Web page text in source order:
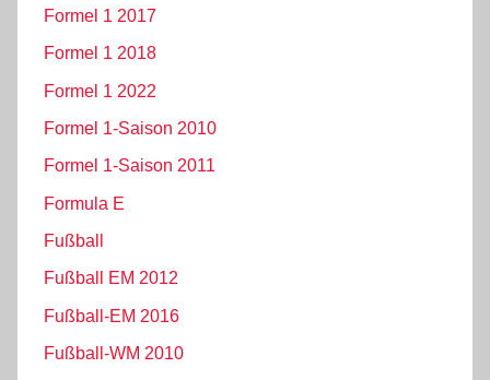
Formel 1 2017
Formel 1 2018
Formel 1 2022
Formel 1-Saison 2010
Formel 1-Saison 2011
Formula E
Fußball
Fußball EM 2012
Fußball-EM 2016
Fußball-WM 2010